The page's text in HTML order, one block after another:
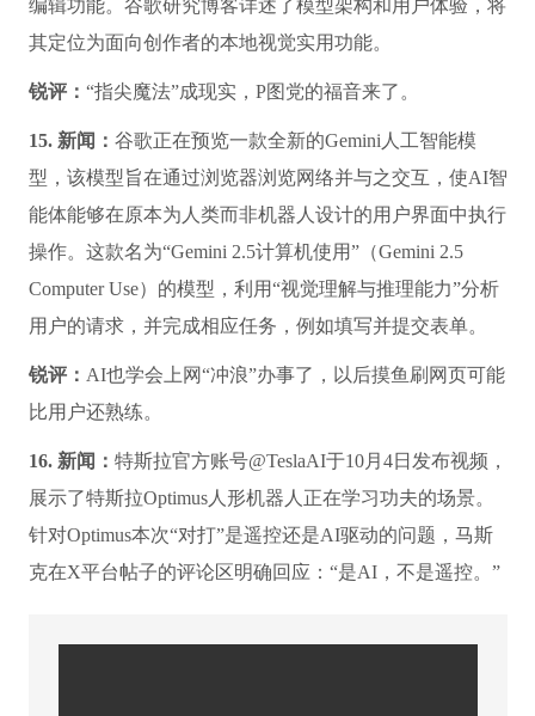
编辑功能。谷歌研究博客详述了模型架构和用户体验，将
其定位为面向创作者的本地视觉实用功能。
锐评： “指尖魔法”成现实，P图党的福音来了。
15. 新闻： 谷歌正在预览一款全新的Gemini人工智能模
型，该模型旨在通过浏览器浏览网络并与之交互，使AI智
能体能够在原本为人类而非机器人设计的用户界面中执行
操作。这款名为“Gemini 2.5计算机使用”（Gemini 2.5
Computer Use）的模型，利用“视觉理解与推理能力”分析
用户的请求，并完成相应任务，例如填写并提交表单。
锐评： AI也学会上网“冲浪”办事了，以后摸鱼刷网页可能
比用户还熟练。
16. 新闻： 特斯拉官方账号@TeslaAI于10月4日发布视频，
展示了特斯拉Optimus人形机器人正在学习功夫的场景。
针对Optimus本次“对打”是遥控还是AI驱动的问题，马斯
克在X平台帖子的评论区明确回应：“是AI，不是遥控。”